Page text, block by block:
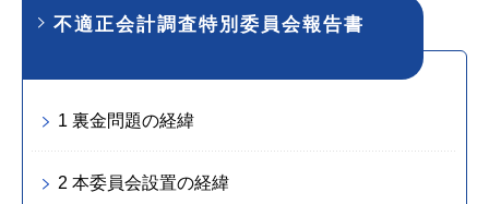
不適正会計調査特別委員会報告書
1 裏金問題の経緯
2 本委員会設置の経緯